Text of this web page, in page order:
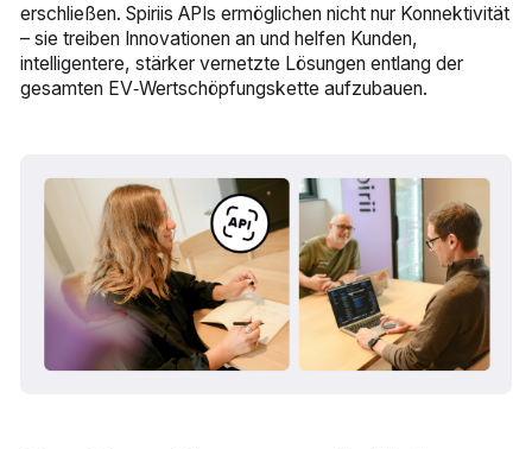
erschließen. Spiriis APIs ermöglichen nicht nur Konnektivität
– sie treiben Innovationen an und helfen Kunden,
intelligentere, stärker vernetzte Lösungen entlang der
gesamten EV‑Wertschöpfungskette aufzubauen.